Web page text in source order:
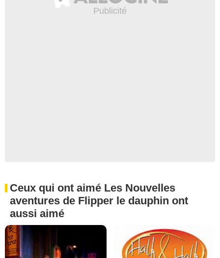
Ceux qui ont aimé Les Nouvelles
aventures de Flipper le dauphin ont
aussi aimé